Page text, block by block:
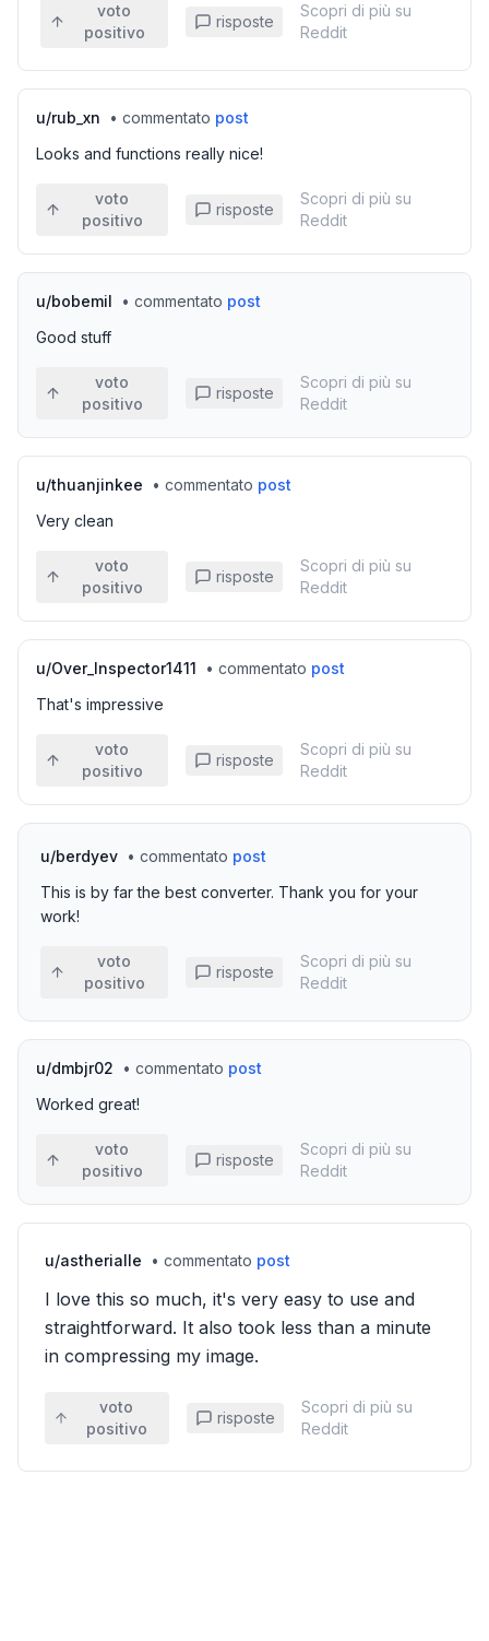
voto
positivo
risposte
Scopri di più su
Reddit
u/rub_xn • commentato post
Looks and functions really nice!
voto
positivo
risposte
Scopri di più su
Reddit
u/bobemil • commentato post
Good stuff
voto
positivo
risposte
Scopri di più su
Reddit
u/thuanjinkee • commentato post
Very clean
voto
positivo
risposte
Scopri di più su
Reddit
u/Over_Inspector1411 • commentato post
That's impressive
voto
positivo
risposte
Scopri di più su
Reddit
u/berdyev • commentato post
This is by far the best converter. Thank you for your
work!
voto
positivo
risposte
Scopri di più su
Reddit
u/dmbjr02 • commentato post
Worked great!
voto
positivo
risposte
Scopri di più su
Reddit
u/astherialle • commentato post
I love this so much, it's very easy to use and
straightforward. It also took less than a minute
in compressing my image.
voto
positivo
risposte
Scopri di più su
Reddit